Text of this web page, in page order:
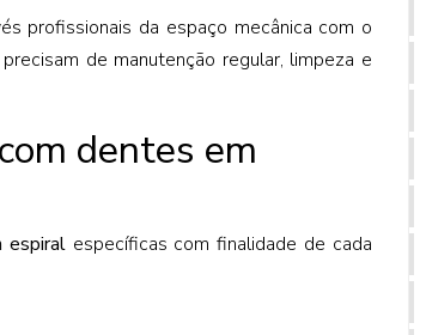
profissionais da espaço mecânica com o
de manutenção regular, limpeza e
dentes em
espiralespecíficas com finalidade de cada